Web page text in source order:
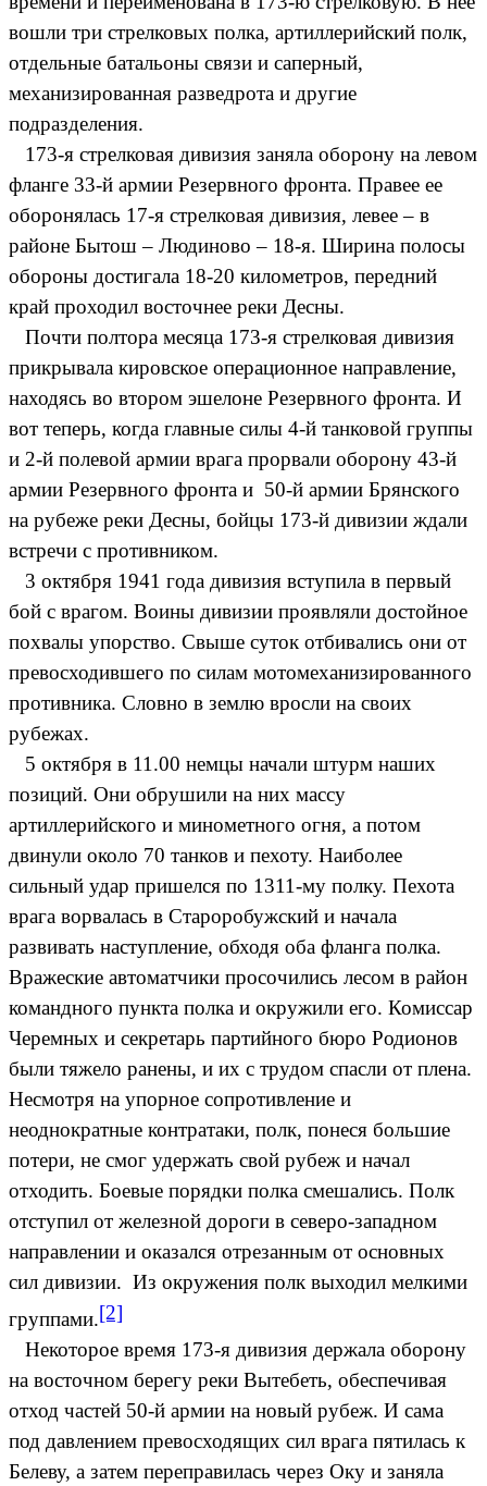
вошли три стрелковых полка, артиллерийский полк,
отдельные батальоны связи и саперный,
механизированная разведрота и другие
подразделения.
173-я стрелковая дивизия заняла оборону на левом
фланге 33-й армии Резервного фронта. Правее ее
оборонялась 17-я стрелковая дивизия, левее – в
районе Бытош – Людиново – 18-я. Ширина полосы
обороны достигала 18-20 километров, передний
край проходил восточнее реки Десны.
Почти полтора месяца 173-я стрелковая дивизия
прикрывала кировское операционное направление,
находясь во втором эшелоне Резервного фронта. И
вот теперь, когда главные силы 4-й танковой группы
и 2-й полевой армии врага прорвали оборону 43-й
армии Резервного фронта и 50-й армии Брянского
на рубеже реки Десны, бойцы 173-й дивизии ждали
встречи с противником.
3 октября 1941 года дивизия вступила в первый
бой с врагом. Воины дивизии проявляли достойное
похвалы упорство. Свыше суток отбивались они от
превосходившего по силам мотомеханизированного
противника. Словно в землю вросли на своих
рубежах.
5 октября в 11.00 немцы начали штурм наших
позиций. Они обрушили на них массу
артиллерийского и минометного огня, а потом
двинули около 70 танков и пехоту. Наиболее
сильный удар пришелся по 1311-му полку. Пехота
врага ворвалась в Староробужский и начала
развивать наступление, обходя оба фланга полка.
Вражеские автоматчики просочились лесом в район
командного пункта полка и окружили его. Комиссар
Черемных и секретарь партийного бюро Родионов
были тяжело ранены, и их с трудом спасли от плена.
Несмотря на упорное сопротивление и
неоднократные контратаки, полк, понеся большие
потери, не смог удержать свой рубеж и начал
отходить. Боевые порядки полка смешались. Полк
отступил от железной дороги в северо-западном
направлении и оказался отрезанным от основных
сил дивизии. Из окружения полк выходил мелкими
группами.[2]
Некоторое время 173-я дивизия держала оборону
на восточном берегу реки Вытебеть, обеспечивая
отход частей 50-й армии на новый рубеж. И сама
под давлением превосходящих сил врага пятилась к
Белеву, а затем переправилась через Оку и заняла